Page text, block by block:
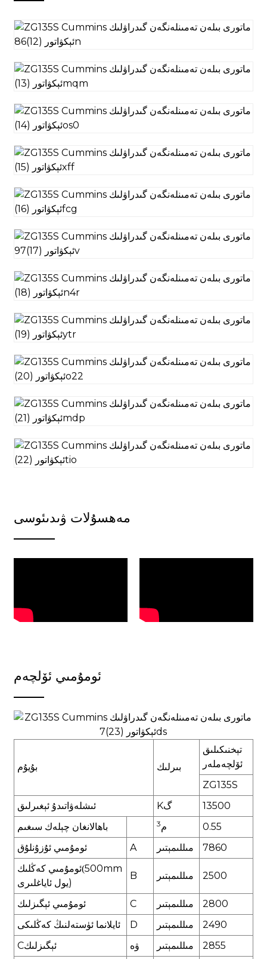
مەھسۇلات ۋىدىئوسى
ئومۇمىي ئۆلچەم
بۇيۇم بىرلىك
تېخنىكىلىق
ئۆلچەملەر
ZG135S
ئىشلەۋاتىدۇ ئېغىرلىق Kگ
13500
باھالانغان چېلەك سىغىم م3
0.55
ئومۇمىي ئۇزۇنلۇق A مىللىمېتىر
7860
ئومۇمىي كەڭلىك (500mm
يول ئاياغلىرى)
B مىللىمېتىر 2500
ئومۇمىي ئېگىزلىك C مىللىمېتىر
2800
ئايلانما ئۈستەلنىڭ كەڭلىكى
D مىللىمېتىر 2490
Cئېگىزلىك ۋە مىللىمېتىر
2855